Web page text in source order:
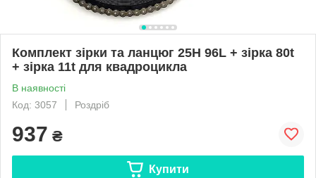
Комплект зірки та ланцюг 25H 96L + зірка 80t
+ зірка 11t для квадроцикла
В наявності
Код: 3057
Роздріб
937 ₴
Купити